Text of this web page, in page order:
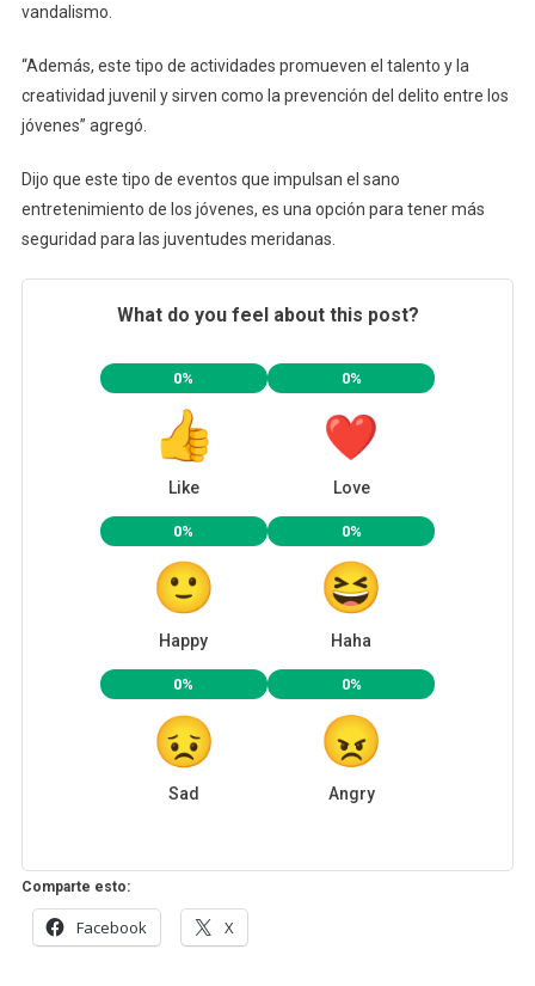
vandalismo.
“Además, este tipo de actividades promueven el talento y la
creatividad juvenil y sirven como la prevención del delito entre los
jóvenes” agregó.
Dijo que este tipo de eventos que impulsan el sano
entretenimiento de los jóvenes, es una opción para tener más
seguridad para las juventudes meridanas.
What do you feel about this post?
0%
Like
0%
Love
0%
Happy
0%
Haha
0%
Sad
0%
Angry
Comparte esto:
Facebook X